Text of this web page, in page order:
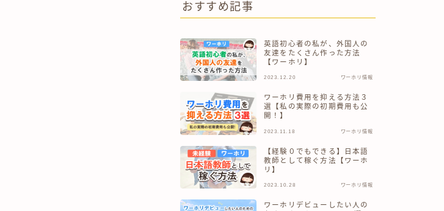
おすすめ記事
英語初心者の私が、外国人の
友達をたくさん作った方法
【ワーホリ】
2023.12.20 ワーホリ情報
ワーホリ費用を抑える方法３
選【私の実際の初期費用も公
開！】
2023.11.18 ワーホリ情報
【経験０でもできる】日本語
教師として稼ぐ方法【ワーホ
リ】
2023.10.28 ワーホリ情報
ワーホリデビューしたい人の